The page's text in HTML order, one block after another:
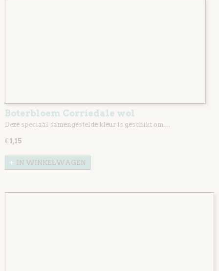
Boterbloem Corriedale wol
Deze speciaal samengestelde kleur is geschikt om…
€ 1,15
IN WINKELWAGEN